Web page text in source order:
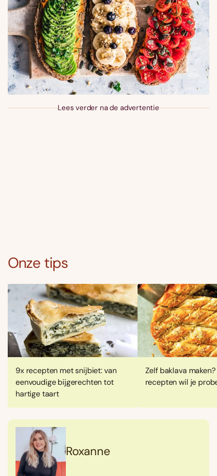
Lees verder na de advertentie
Onze tips
9x recepten met snijbiet: van
eenvoudige bijgerechten tot
hartige taart
Zelf baklava
recepten wil je
Roxanne